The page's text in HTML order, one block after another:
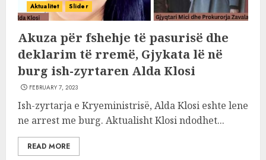
Aktualitet Slider
Akuza për fshehje të pasurisë dhe
deklarim të rremë, Gjykata lë në
burg ish-zyrtaren Alda Klosi
FEBRUARY 7, 2023
Ish-zyrtarja e Kryeministrisë, Alda Klosi eshte lene
ne arrest me burg. Aktualisht Klosi ndodhet...
READ MORE